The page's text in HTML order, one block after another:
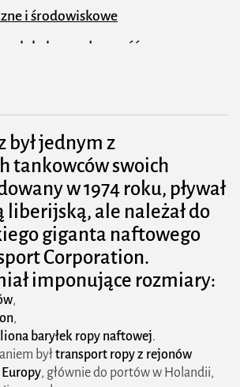
był jednym z
tankowców swoich
w 1974 roku, pływał
liberijską, ale należał do
giganta naftowego
Corporation.
imponujące rozmiary:
,
,
baryłek ropy naftowej.
byłtransport ropy z rejonów
, głównie do portów w Holandii,
i środowiskowe
w lokalną społeczność
prawne i zmiany w przepisach
za katastrofę
prawie morskim
po Amoco Cadiz?
ekologiczna
i zabezpieczenia
największych katastrof
związanych z tankowcami
Cadiz